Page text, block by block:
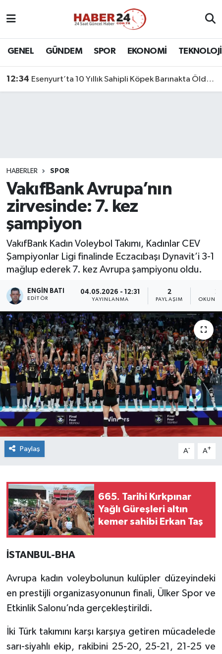
GENEL GÜNDEM SPOR EKONOMİ TEKNOLOJİ
12:34 Esenyurt’ta 10 Yıllık Sahipli Köpek Barınakta Öldü: Aileden Otopsi ve Soruşturma Talebi
HABERLER SPOR
VakıfBank Avrupa’nın
zirvesinde: 7. kez
şampiyon
VakıfBank Kadın Voleybol Takımı, Kadınlar CEV
Şampiyonlar Ligi finalinde Eczacıbaşı Dynavit’i 3-1
mağlup ederek 7. kez Avrupa şampiyonu oldu.
ENGIN BATI
EDITÖR
04.05.2026 - 12:31
YAYINLANMA
2
PAYLAŞIM
2
Paylaş A- A+
665. Tarihi Kırkpınar
Yağlı Güreşleri altın
kemer sahibi Erkan Taş
İSTANBUL-BHA
Avrupa kadın voleybolunun kulüpler düzeyindeki
en prestijli organizasyonunun finali, Ülker Spor ve
Etkinlik Salonu’nda gerçekleştirildi.
İki Türk takımını karşı karşıya getiren mücadelede
sarı-siyahlı ekip, rakibini 25-20, 25-21, 21-25 ve
Nöbetçi Eczaneler
Son Dakika Haberleri
Haber Arşivi